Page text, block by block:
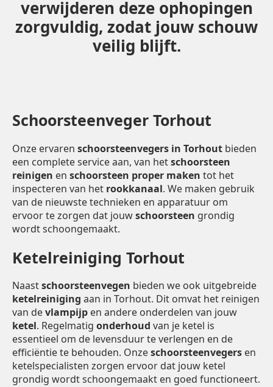
verwijderen deze ophopingen
zorgvuldig, zodat jouw schouw
veilig blijft.
Schoorsteenveger Torhout
Onze ervaren schoorsteenvegers in Torhout bieden
een complete service aan, van hetschoorsteen
reinigen en schoorsteen proper maken tot het
inspecteren van het rookkanaal. We maken gebruik
van de nieuwste technieken en apparatuur om
ervoor te zorgen dat jouwschoorsteen grondig
wordt schoongemaakt.
Ketelreiniging Torhout
Naastschoorsteenvegen bieden we ook uitgebreide
ketelreiniging aan in Torhout. Dit omvat het reinigen
van devlampijp en andere onderdelen van jouw
ketel. Regelmatig onderhoud van je ketel is
essentieel om de levensduur te verlengen en de
efficiëntie te behouden. Onzeschoorsteenvegers en
ketelspecialisten zorgen ervoor dat jouw ketel
grondig wordt schoongemaakt en goed functioneert.